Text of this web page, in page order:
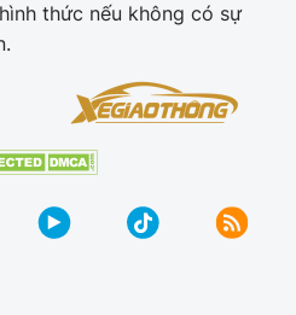
thức nếu không có sự